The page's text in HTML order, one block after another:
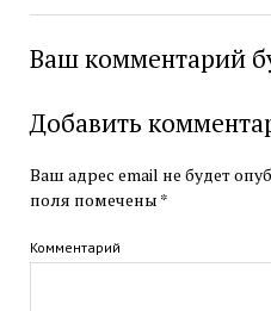
Ваш комментарий
Добавить
Ваш адрес email не будет
поля помечены *
Комментарий